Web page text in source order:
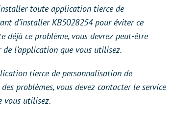
toute application tierce de
d’installer KB5028254 pour éviter ce
déjà ce problème, vous devrez peut-être
l’application que vous utilisez.
tierce de personnalisation de
problèmes, vous devez contacter le service
vous utilisez.